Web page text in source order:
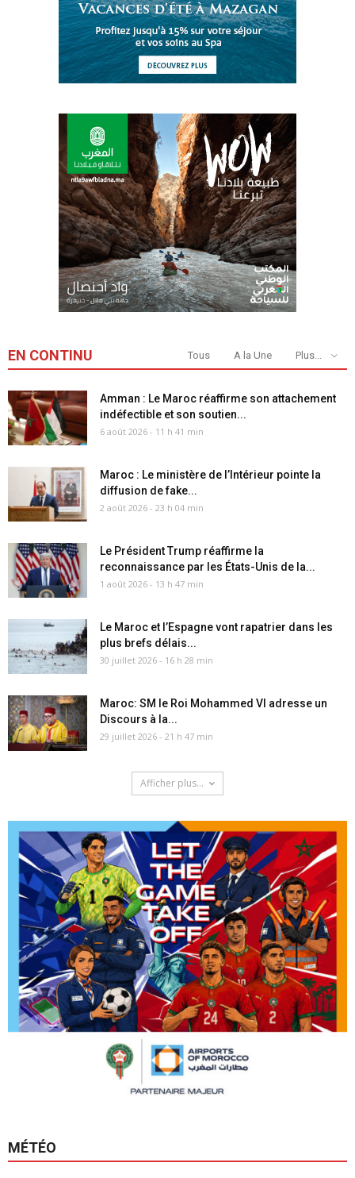
EN CONTINU Tous A la Une Plus...
Amman : Le Maroc réaffirme son attachement
indéfectible et son soutien...
6 août 2026 - 11 h 41 min
Maroc : Le ministère de l’Intérieur pointe la
diffusion de fake...
2 août 2026 - 23 h 04 min
Le Président Trump réaffirme la
reconnaissance par les États-Unis de la...
1 août 2026 - 13 h 47 min
Le Maroc et l’Espagne vont rapatrier dans les
plus brefs délais...
30 juillet 2026 - 16 h 28 min
Maroc: SM le Roi Mohammed VI adresse un
Discours à la...
29 juillet 2026 - 21 h 47 min
Afficher plus...
MÉTÉO